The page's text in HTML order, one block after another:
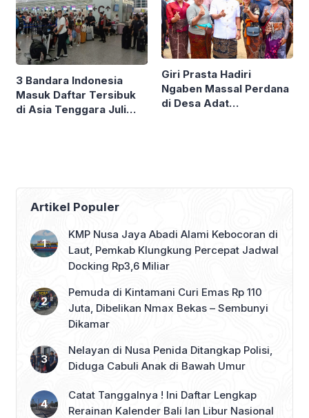
3 Bandara Indonesia
Masuk Daftar Tersibuk
di Asia Tenggara Juli
Giri Prasta Hadiri
Ngaben Massal Perdana
di Desa Adat
Artikel Populer
KMP Nusa Jaya Abadi Alami Kebocoran di
Laut, Pemkab Klungkung Percepat Jadwal
Docking Rp3,6 Miliar
Pemuda di Kintamani Curi Emas Rp 110
Juta, Dibelikan Nmax Bekas – Sembunyi
Dikamar
Nelayan di Nusa Penida Ditangkap Polisi,
Diduga Cabuli Anak di Bawah Umur
Catat Tanggalnya ! Ini Daftar Lengkap
Rerainan Kalender Bali lan Libur Nasional